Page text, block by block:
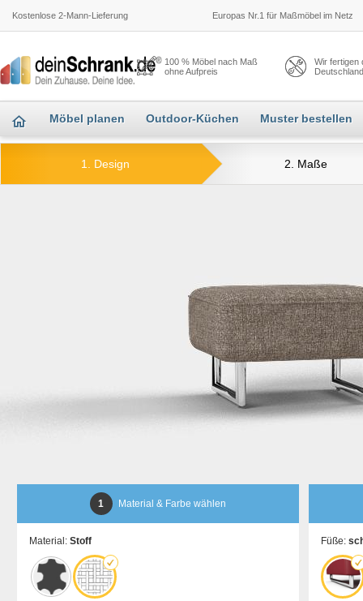
Kostenlose 2-Mann-Lieferung Europas Nr.1 für Maßmöbel im Netz
100 % Möbel nach Maß
ohne Aufpreis
Wir fertigen
Möbel planen Outdoor-Küchen Muster bestellen
2. Maße
1. Design
1 Material & Farbe wählen
Material: Stoff Füße: